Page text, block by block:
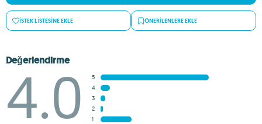
İSTEK LISTESINE EKLE ÖNERILENLERE EKLE
Değerlendirme
4.0
5
4
3
2
1